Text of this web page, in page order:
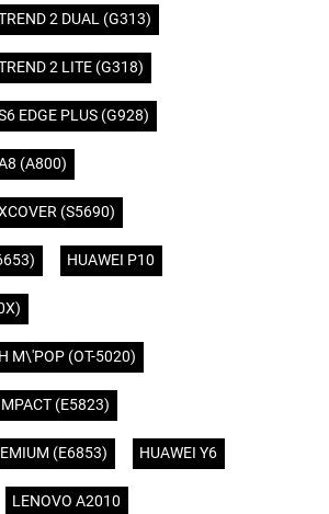
2 DUAL (G313)
2 LITE (G318)
EDGE PLUS (G928)
(A800)
(S5690)
HUAWEI P10
M\'POP (OT-5020)
(E5823)
(E6853) HUAWEI Y6
LENOVO A2010